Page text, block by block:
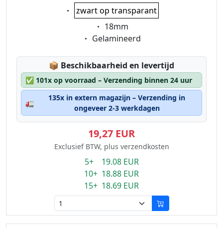
Eigenschaft:
zwart op transparant
Eigenschaft:
18mm
Eigenschaft:
Gelamineerd
📦 Lagerstatus:
Beschikbaarheid en levertijd
✅ 101x op voorraad – Verzending binnen 24 uur
🚛
135x in extern magazijn – Verzending in
ongeveer 2-3 werkdagen
19,27 EUR
Exclusief BTW, plus verzendkosten
5+ 19.08 EUR
10+ 18.88 EUR
15+ 18.69 EUR